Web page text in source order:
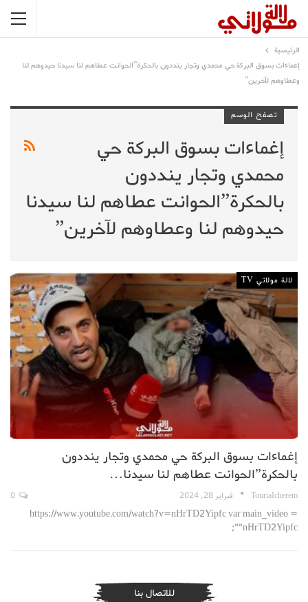
الرئيسية
إغماءات بسوق البركة حي محمدي وتجار ينددون بالحكرة”الحوانت عطاهم لنا سيدنا حيدوهم لنا
وعطاوهم لآخرين”
تصفح الوسم
إغماءات بسوق البركة حي
محمدي وتجار ينددون
بالحكرة”الحوانت عطاهم لنا سيدنا
حيدوهم لنا وعطاوهم لآخرين”
لالة مولاتي TV
إغماءات بسوق البركة حي محمدي وتجار ينددون
بالحكرة”الحوانت عطاهم لنا سيدنا…
TouriaIcherem فبراير 28, 2024
https://www.youtube.com/watch?v=nHrTD2Yipfc var main_video =
"nHrTD2Yipfc";
للاتصال بنا